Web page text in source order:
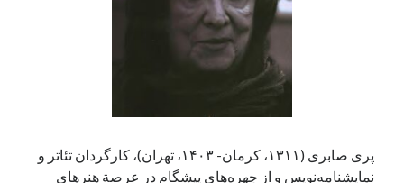
آخرین دیدگاه‌ها
سعیدیدر
بزرگداشت یاد و نام استاد اسماعیل سعادت (مهر ۱۳۰۴- شهریور
۱۳۹۹)
پری صابری (۱۳۱۱، کرمان- ۱۴۰۳، تهران)، کارگردان تئاتر و
نمایشنامه‌نویس و از چهره‌های پیشگام در عرصة هنرهای